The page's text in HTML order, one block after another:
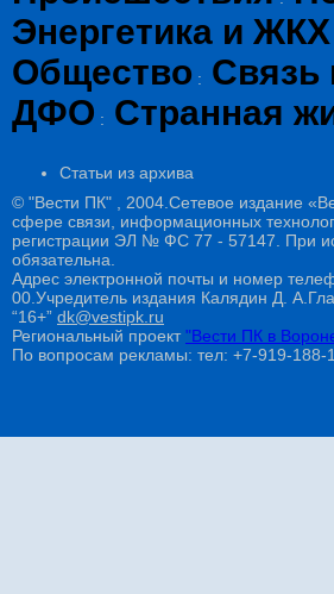
Энергетика и ЖКХ
Общество :
ДФО : Странная
Статьи из архива
© "Вести ПК" , 2004.Сетевое издание
сфере связи, информационных
регистрации ЭЛ № ФС 77 - 57147. При
обязательна.
Адрес электронной почты и номер
00.Учредитель издания Калядин Д.
“16+” dk@vestipk.ru
Региональный проект"Вести ПК в
По вопросам рекламы: тел: +7-919-188-